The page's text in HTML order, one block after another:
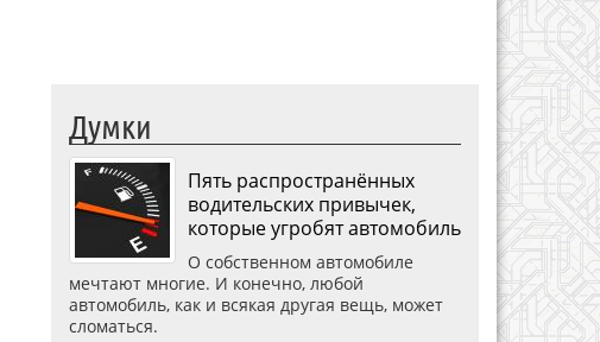
Думки
Пять распространённых
водительских привычек,
которые угробят автомобиль
О собственном автомобиле
мечтают многие. И конечно, любой
автомобиль, как и всякая другая вещь, может
сломаться.